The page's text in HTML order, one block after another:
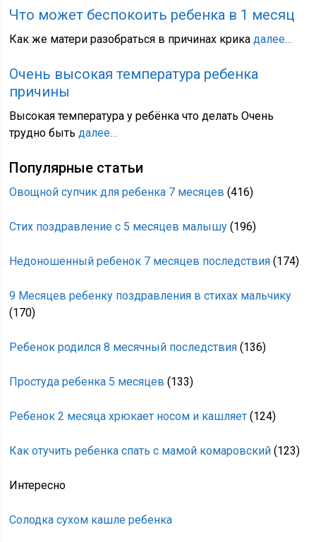
Что может беспокоить ребенка в 1 месяц
Как же матери разобраться в причинах крикадалее…
Очень высокая температура ребенка
причины
Высокая температура у ребёнка что делать Очень
трудно бытьдалее…
Популярные статьи
Овощной супчик для ребенка 7 месяцев (416)
Стих поздравление с 5 месяцев малышу (196)
Недоношенный ребенок 7 месяцев последствия (174)
9 Месяцев ребенку поздравления в стихах мальчику
(170)
Ребенок родился 8 месячный последствия (136)
Простуда ребенка 5 месяцев (133)
Ребенок 2 месяца хрюкает носом и кашляет (124)
Как отучить ребенка спать с мамой комаровский (123)
Интересно
Солодка сухом кашле ребенка